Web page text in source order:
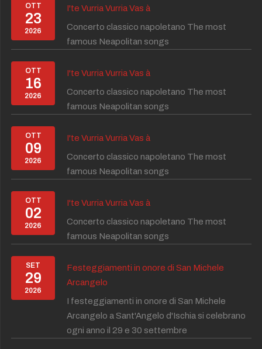
OTT
23
2026
I'te Vurria Vurria Vas à
Concerto classico napoletano The most
famous Neapolitan songs
OTT
16
2026
I'te Vurria Vurria Vas à
Concerto classico napoletano The most
famous Neapolitan songs
OTT
09
2026
I'te Vurria Vurria Vas à
Concerto classico napoletano The most
famous Neapolitan songs
OTT
02
2026
I'te Vurria Vurria Vas à
Concerto classico napoletano The most
famous Neapolitan songs
SET
29
2026
Festeggiamenti in onore di San Michele
Arcangelo
I festeggiamenti in onore di San Michele
Arcangelo a Sant'Angelo d'Ischia si celebrano
ogni anno il 29 e 30 settembre